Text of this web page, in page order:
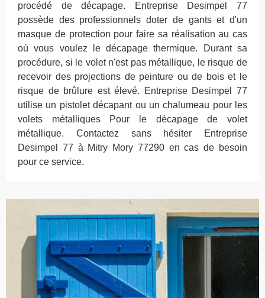
procédé de décapage. Entreprise Desimpel 77
possède des professionnels doter de gants et d'un
masque de protection pour faire sa réalisation au cas
où vous voulez le décapage thermique. Durant sa
procédure, si le volet n'est pas métallique, le risque de
recevoir des projections de peinture ou de bois et le
risque de brûlure est élevé. Entreprise Desimpel 77
utilise un pistolet décapant ou un chalumeau pour les
volets métalliques Pour le décapage de volet
métallique. Contactez sans hésiter Entreprise
Desimpel 77 à Mitry Mory 77290 en cas de besoin
pour ce service.